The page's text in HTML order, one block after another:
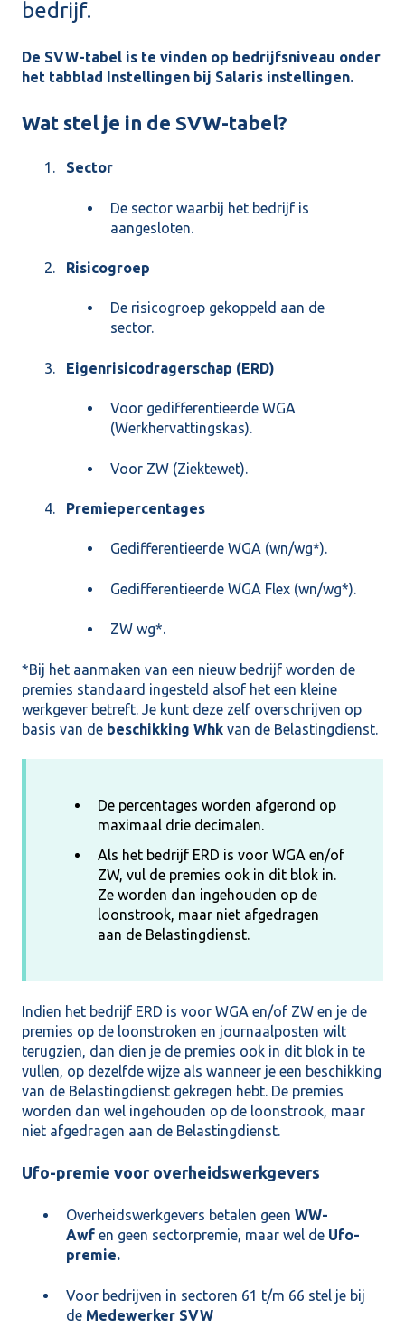
bedrijf.
De SVW-tabel is te vinden op bedrijfsniveau onder
het tabblad Instellingen bij Salaris instellingen.
Wat stel je in de SVW-tabel?
Sector
De sector waarbij het bedrijf is
aangesloten.
Risicogroep
De risicogroep gekoppeld aan de
sector.
Eigenrisicodragerschap (ERD)
Voor gedifferentieerde WGA
(Werkhervattingskas).
Voor ZW (Ziektewet).
Premiepercentages
Gedifferentieerde WGA (wn/wg*).
Gedifferentieerde WGA Flex (wn/wg*).
ZW wg*.
*Bij het aanmaken van een nieuw bedrijf worden de
premies standaard ingesteld alsof het een kleine
werkgever betreft. Je kunt deze zelf overschrijven op
basis van de beschikking Whk van de Belastingdienst.
De percentages worden afgerond op
maximaal drie decimalen.
Als het bedrijf ERD is voor WGA en/of
ZW, vul de premies ook in dit blok in.
Ze worden dan ingehouden op de
loonstrook, maar niet afgedragen
aan de Belastingdienst.
Indien het bedrijf ERD is voor WGA en/of ZW en je de
premies op de loonstroken en journaalposten wilt
terugzien, dan dien je de premies ook in dit blok in te
vullen, op dezelfde wijze als wanneer je een beschikking
van de Belastingdienst gekregen hebt. De premies
worden dan wel ingehouden op de loonstrook, maar
niet afgedragen aan de Belastingdienst.
Ufo-premie voor overheidswerkgevers
Overheidswerkgevers betalen geen WW-
Awf en geen sectorpremie, maar wel de Ufo-
premie.
Voor bedrijven in sectoren 61 t/m 66 stel je bij
de Medewerker SVW